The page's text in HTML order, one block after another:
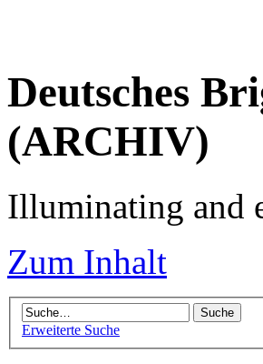
Deutsches
(ARCHIV)
Illuminating and
Zum Inhalt
Erweiterte Suche